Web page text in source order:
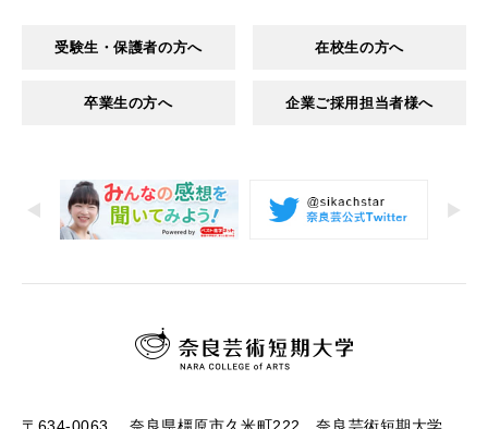
受験生・保護者の方へ 在校生の方へ
卒業生の方へ 企業ご採用担当者様へ